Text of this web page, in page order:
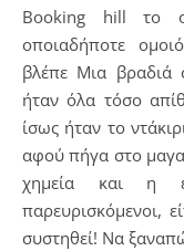
Booking hill το
οποιαδήποτε
βλέπε Μια βραδιά
ήταν όλα τόσο
ίσως ήταν το
αφού πήγα στο
χημεία και η
παρευρισκόμενοι,
συστηθεί! Να